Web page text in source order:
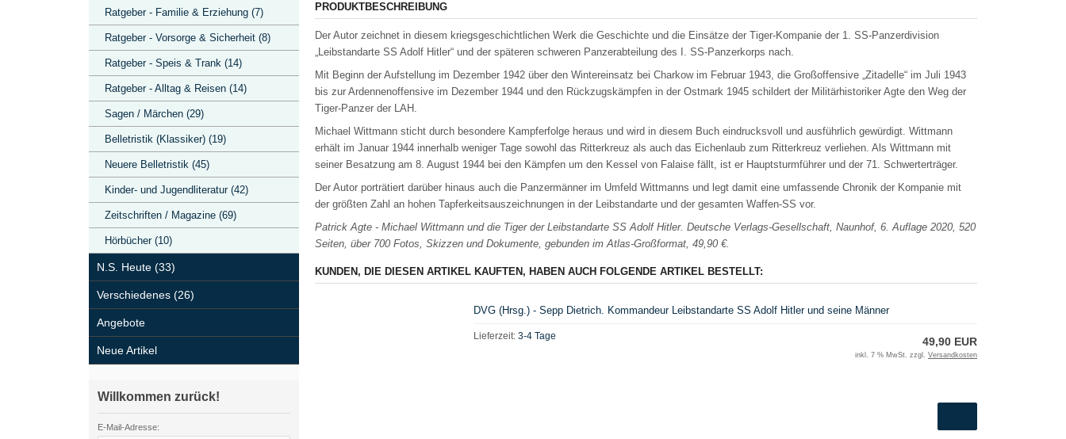
PRODUKTBESCHREIBUNG
Der Autor zeichnet in diesem kriegsgeschichtlichen Werk die Geschichte und die Einsätze der Tiger-Kompanie der 1. SS-Panzerdivision
„Leibstandarte SS Adolf Hitler“ und der späteren schweren Panzerabteilung des I. SS-Panzerkorps nach.
Mit Beginn der Aufstellung im Dezember 1942 über den Wintereinsatz bei Charkow im Februar 1943, die Großoffensive „Zitadelle“ im Juli 1943
bis zur Ardennenoffensive im Dezember 1944 und den Rückzugskämpfen in der Ostmark 1945 schildert der Militärhistoriker Agte den Weg der
Tiger-Panzer der LAH.
Michael Wittmann sticht durch besondere Kampferfolge heraus und wird in diesem Buch eindrucksvoll und ausführlich gewürdigt. Wittmann
erhält im Januar 1944 innerhalb weniger Tage sowohl das Ritterkreuz als auch das Eichenlaub zum Ritterkreuz verliehen. Als Wittmann mit
seiner Besatzung am 8. August 1944 bei den Kämpfen um den Kessel von Falaise fällt, ist er Hauptsturmführer und der 71. Schwerterträger.
Der Autor porträtiert darüber hinaus auch die Panzermänner im Umfeld Wittmanns und legt damit eine umfassende Chronik der Kompanie mit
der größten Zahl an hohen Tapferkeitsauszeichnungen in der Leibstandarte und der gesamten Waffen-SS vor.
Patrick Agte - Michael Wittmann und die Tiger der Leibstandarte SS Adolf Hitler. Deutsche Verlags-Gesellschaft, Naunhof, 6. Auflage 2020, 520
Seiten, über 700 Fotos, Skizzen und Dokumente, gebunden im Atlas-Großformat, 49,90 €.
KUNDEN, DIE DIESEN ARTIKEL KAUFTEN, HABEN AUCH FOLGENDE ARTIKEL BESTELLT:
DVG (Hrsg.) - Sepp Dietrich. Kommandeur Leibstandarte SS Adolf Hitler und seine Männer
Lieferzeit:3-4 Tage 49,90 EUR
inkl. 7 % MwSt. zzgl. Versandkosten
Ratgeber - Familie & Erziehung (7)
Ratgeber - Vorsorge & Sicherheit (8)
Ratgeber - Speis & Trank (14)
Ratgeber - Alltag & Reisen (14)
Sagen / Märchen (29)
Belletristik (Klassiker) (19)
Neuere Belletristik (45)
Kinder- und Jugendliteratur (42)
Zeitschriften / Magazine (69)
Hörbücher (10)
N.S. Heute (33)
Verschiedenes (26)
Angebote
Neue Artikel
Willkommen zurück!
E-Mail-Adresse: